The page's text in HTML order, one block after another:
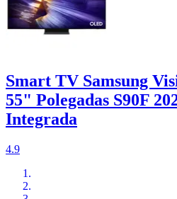
Smart TV Samsung
55" Polegadas S90F
Integrada
4.9